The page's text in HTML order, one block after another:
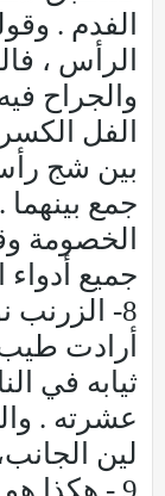
الفدم .
الرأس ،
والجراح
الفل
بين شج
جمع بينهما
الخصومة
جميع
8-
أرادت
ثيابه في
عشرته .
لين
9 - هكذا